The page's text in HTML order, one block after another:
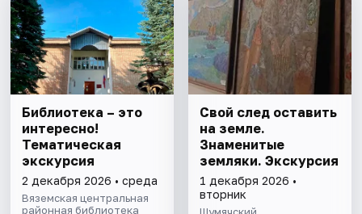
Библиотека – это
интересно!
Тематическая
экскурсия
2 декабря 2026 • среда
Вяземская центральная
районная библиотека
Свой след оставить
на земле.
Знаменитые
земляки. Экскурсия
1 декабря 2026 •
вторник